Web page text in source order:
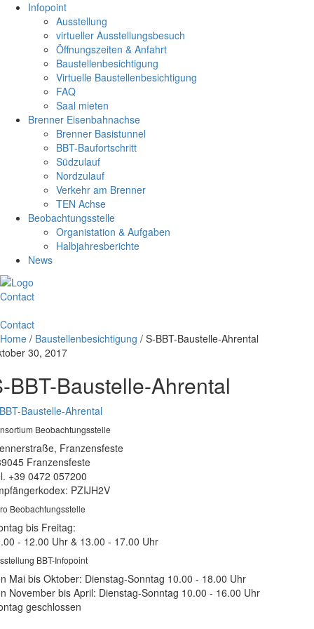
Infopoint
Ausstellung
virtueller Ausstellungsbesuch
Öffnungszeiten & Anfahrt
Baustellenbesichtigung
Virtuelle Baustellenbesichtigung
FAQ
Saal mieten
Brenner Eisenbahnachse
Brenner Basistunnel
BBT-Baufortschritt
Südzulauf
Nordzulauf
Verkehr am Brenner
TEN Achse
Beobachtungsstelle
Organistation & Aufgaben
Halbjahresberichte
News
Contact
Contact
Home / Baustellenbesichtigung / S-BBT-Baustelle-Ahrental
30, 2017
BBT-Baustelle-Ahrental
Baustelle-Ahrental
Beobachtungsstelle
Franzensfeste
Franzensfeste
+39 0472 057200
PZIJH2V
Beobachtungsstelle
bis Freitag:
- 12.00 Uhr & 13.00 - 17.00 Uhr
BBT-Infopoint
Mai bis Oktober: Dienstag-Sonntag 10.00 - 18.00 Uhr
November bis April: Dienstag-Sonntag 10.00 - 16.00 Uhr
geschlossen